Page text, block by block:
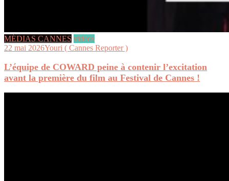
MÉDIAS CANNES videos
22 mai 2026Youri ( Cannes Reporter )
L’équipe de COWARD peine à contenir l’excitation
avant la première du film au Festival de Cannes !